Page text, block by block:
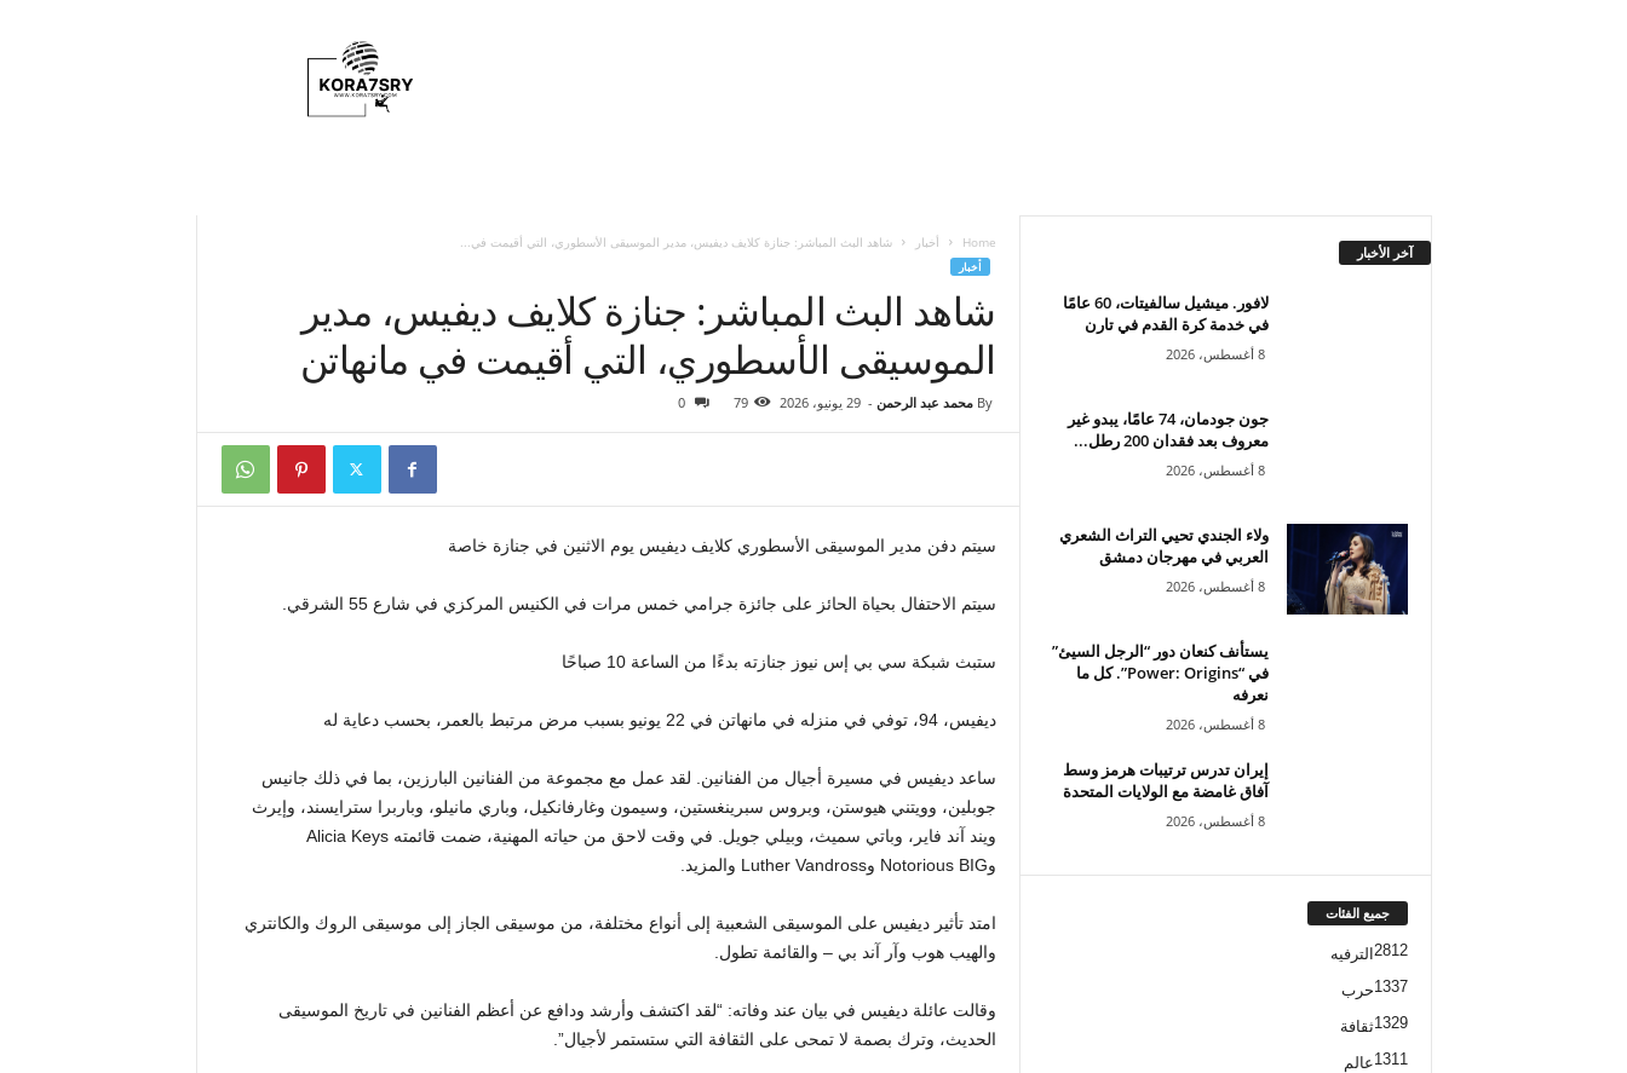
Home أخبار شاهد البث المباشر: جنازة كلايف ديفيس، مدير الموسيقى الأسطوري، التي أقيمت في...
أخبار
شاهد البث المباشر: جنازة كلايف ديفيس، مدير
الموسيقى الأسطوري، التي أقيمت في مانهاتن
By محمد عبد الرحمن - 29 يونيو، 2026 79
0
سيتم دفن مدير الموسيقى الأسطوري كلايف ديفيس يوم الاثنين في جنازة خاصة
سيتم الاحتفال بحياة الحائز على جائزة جرامي خمس مرات في الكنيس المركزي في شارع 55 الشرقي.
ستبث شبكة سي بي إس نيوز جنازته بدءًا من الساعة 10 صباحًا
ديفيس، 94، توفي في منزله في مانهاتن في 22 يونيو بسبب مرض مرتبط بالعمر ، بحسب دعاية له
ساعد ديفيس في مسيرة أجيال من الفنانين. لقد عمل مع مجموعة من الفنانين البارزين، بما في ذلك جانيس
جوبلين، وويتني هيوستن، وبروس سبرينغستين، وسيمون وغارفانكيل، وباري مانيلو، وباربرا سترايسند، وإيرث
ويند آند فاير، وباتي سميث، وبيلي جويل. في وقت لاحق من حياته المهنية، ضمت قائمته Alicia Keys
وNotorious BIG وLuther Vandross والمزيد.
امتد تأثير ديفيس على الموسيقى الشعبية إلى أنواع مختلفة، من موسيقى الجاز إلى موسيقى الروك والكانتري
والهيب هوب وآر آند بي – والقائمة تطول.
وقالت عائلة ديفيس في بيان عند وفاته: “لقد اكتشف وأرشد ودافع عن أعظم الفنانين في تاريخ الموسيقى
الحديث، وترك بصمة لا تمحى على الثقافة التي ستستمر لأجيال”.
آخر الأخبار
لافور. ميشيل سالفيتات، 60 عامًا
في خدمة كرة القدم في تارن
8 أغسطس، 2026
جون جودمان، 74 عامًا، يبدو غير
معروف بعد فقدان 200 رطل...
8 أغسطس، 2026
ولاء الجندي تحيي التراث الشعري
العربي في مهرجان دمشق
8 أغسطس، 2026
يستأنف كنعان دور “الرجل السيئ”
في “Power: Origins”. كل ما
نعرفه
8 أغسطس، 2026
إيران تدرس ترتيبات هرمز وسط
آفاق غامضة مع الولايات المتحدة
8 أغسطس، 2026
جميع الفئات
الترفيه 2812
حرب1337
ثقافة1329
عالم1311